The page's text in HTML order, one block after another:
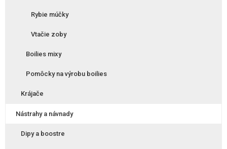
Rybie múčky
Vtačie zoby
Boilies mixy
Pomôcky na výrobu boilies
Krájače
Nástrahy a návnady
Dipy a boostre